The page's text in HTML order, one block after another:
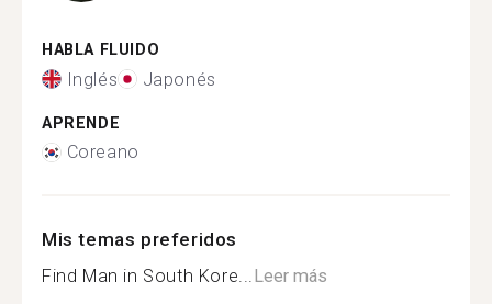
HABLA FLUIDO
Inglés Japonés
APRENDE
Coreano
Mis temas preferidos
Find Man in South Kore...Leer más